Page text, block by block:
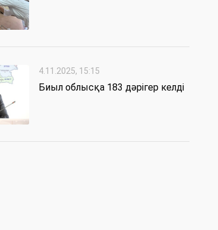
4.11.2025, 15:15
Биыл облысқа 183 дәрігер келді